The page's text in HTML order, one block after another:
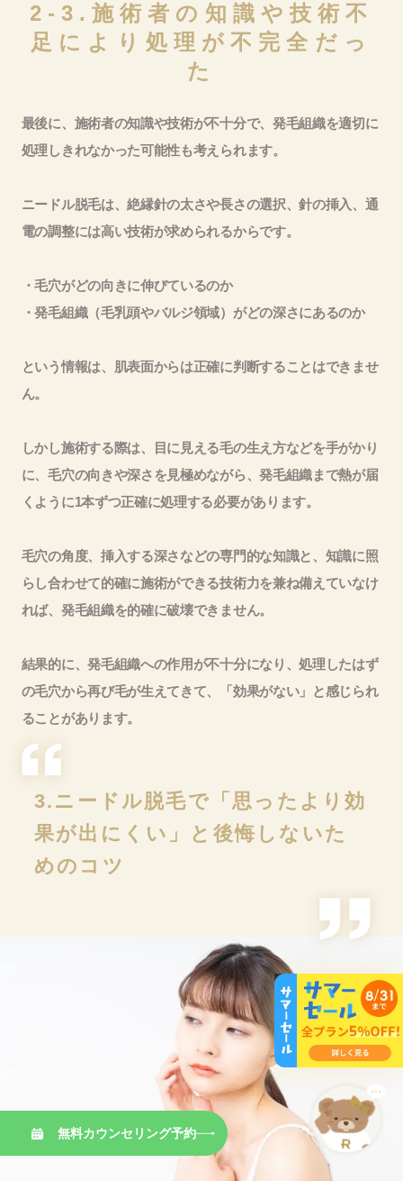
2-3.施術者の知識や技術不
足により処理が不完全だっ
た
最後に、施術者の知識や技術が不十分で、発毛組織を適切に
処理しきれなかった可能性も考えられます。
ニードル脱毛は、絶縁針の太さや長さの選択、針の挿入、通
電の調整には高い技術が求められるからです。
・毛穴がどの向きに伸びているのか
・発毛組織（毛乳頭やバルジ領域）がどの深さにあるのか
という情報は、肌表面からは正確に判断することはできませ
ん。
しかし施術する際は、目に見える毛の生え方などを手がかり
に、毛穴の向きや深さを見極めながら、発毛組織まで熱が届
くように1本ずつ正確に処理する必要があります。
毛穴の角度、挿入する深さなどの専門的な知識と、知識に照
らし合わせて的確に施術ができる技術力を兼ね備えていなけ
れば、発毛組織を的確に破壊できません。
結果的に、発毛組織への作用が不十分になり、処理したはず
の毛穴から再び毛が生えてきて、「効果がない」と感じられ
ることがあります。
3.ニードル脱毛で「思ったより効
果が出にくい」と後悔しないた
めのコツ
無料カウンセリング予約